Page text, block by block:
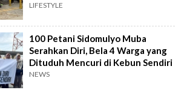
LIFESTYLE
100 Petani Sidomulyo Muba
Serahkan Diri, Bela 4 Warga yang
Dituduh Mencuri di Kebun Sendiri
NEWS